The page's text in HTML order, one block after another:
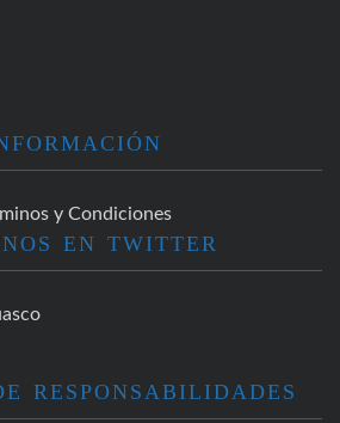
y Condiciones
EN TWITTER
RESPONSABILIDADES